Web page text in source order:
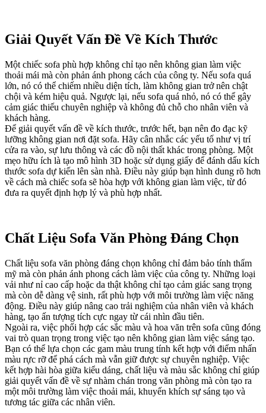
Giải Quyết Vấn Đề Về Kích Thước
Một chiếc sofa phù hợp không chỉ tạo nên không gian làm việc
thoải mái mà còn phản ánh phong cách của công ty. Nếu sofa quá
lớn, nó có thể chiếm nhiều diện tích, làm không gian trở nên chật
chội và kém hiệu quả. Ngược lại, nếu sofa quá nhỏ, nó có thể gây
cảm giác thiếu chuyên nghiệp và không đủ chỗ cho nhân viên và
khách hàng.
Để giải quyết vấn đề về kích thước, trước hết, bạn nên đo đạc kỹ
lưỡng không gian nơi đặt sofa. Hãy cân nhắc các yếu tố như vị trí
cửa ra vào, sự lưu thông và các đồ nội thất khác trong phòng. Một
mẹo hữu ích là tạo mô hình 3D hoặc sử dụng giấy để đánh dấu kích
thước sofa dự kiến lên sàn nhà. Điều này giúp bạn hình dung rõ hơn
về cách mà chiếc sofa sẽ hòa hợp với không gian làm việc, từ đó
đưa ra quyết định hợp lý và phù hợp nhất.
Chất Liệu Sofa Văn Phòng Đáng Chọn
Chất liệu sofa văn phòng đáng chọn không chỉ đảm bảo tính thẩm
mỹ mà còn phản ánh phong cách làm việc của công ty. Những loại
vải như nỉ cao cấp hoặc da thật không chỉ tạo cảm giác sang trọng
mà còn dễ dàng vệ sinh, rất phù hợp với môi trường làm việc năng
động. Điều này giúp nâng cao trải nghiệm của nhân viên và khách
hàng, tạo ấn tượng tích cực ngay từ cái nhìn đầu tiên.
Ngoài ra, việc phối hợp các sắc màu và hoa văn trên sofa cũng đóng
vai trò quan trọng trong việc tạo nên không gian làm việc sáng tạo.
Bạn có thể lựa chọn các gam màu trung tính kết hợp với điểm nhấn
màu rực rỡ để phá cách mà vẫn giữ được sự chuyên nghiệp. Việc
kết hợp hài hòa giữa kiểu dáng, chất liệu và màu sắc không chỉ giúp
giải quyết vấn đề về sự nhàm chán trong văn phòng mà còn tạo ra
một môi trường làm việc thoải mái, khuyến khích sự sáng tạo và
tương tác giữa các nhân viên.